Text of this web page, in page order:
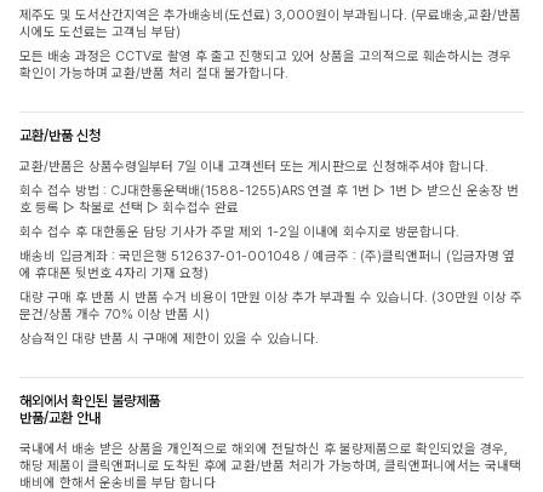
제주도 및 도서산간지역은 추가배송비(도선료) 3,000원이 부과됩니다. (무료배송,교환/반품
시에도 도선료는 고객님 부담)
모든 배송 과정은 CCTV로 촬영 후 출고 진행되고 있어 상품을 고의적으로 훼손하시는 경우
확인이 가능하며 교환/반품 처리 절대 불가합니다.
교환/반품 신청
교환/반품은 상품수령일부터 7일 이내 고객센터 또는 게시판으로 신청해주셔야 합니다.
회수 접수 방법 : CJ대한통운택배(1588-1255)ARS 연결 후 1번 ▷ 1번 ▷ 받으신 운송장 번
호 등록 ▷ 착불로 선택 ▷ 회수접수 완료
회수 접수 후 대한통운 담당 기사가 주말 제외 1-2일 이내에 회수지로 방문합니다.
배송비 입금계좌 : 국민은행 512637-01-001048 / 예금주 : (주)클릭앤퍼니 (입금자명 옆
에 휴대폰 뒷번호 4자리 기재 요청)
대량 구매 후 반품 시 반품 수거 비용이 1만원 이상 추가 부과될 수 있습니다. (30만원 이상 주
문건/상품 개수 70% 이상 반품 시)
상습적인 대량 반품 시 구매에 제한이 있을 수 있습니다.
해외에서 확인된 불량제품
반품/교환 안내
국내에서 배송 받은 상품을 개인적으로 해외에 전달하신 후 불량제품으로 확인되었을 경우,
해당 제품이 클릭앤퍼니로 도착된 후에 교환/반품 처리가 가능하며, 클릭앤퍼니에서는 국내택
배비에 한해서 운송비를 부담 합니다